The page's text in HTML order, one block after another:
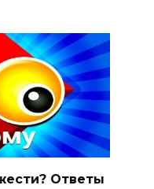
Ответы